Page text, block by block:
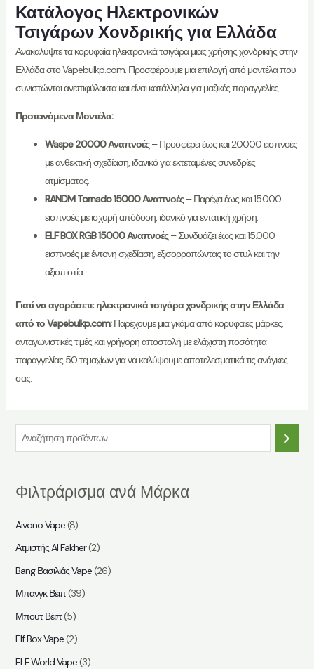
Κατάλογος Ηλεκτρονικών
Τσιγάρων Χονδρικής για Ελλάδα
Ανακαλύψτε τα κορυφαία ηλεκτρονικά τσιγάρα μιας χρήσης χονδρικής στην
Ελλάδα στο Vapebulkp.com. Προσφέρουμε μια επιλογή από μοντέλα που
συνιστώνται ανεπιφύλακτα και είναι κατάλληλα για μαζικές παραγγελίες.
Προτεινόμενα Μοντέλα:
Waspe 20000 Αναπνοές– Προσφέρει έως και 20.000 εισπνοές
με ανθεκτική σχεδίαση, ιδανικό για εκτεταμένες συνεδρίες
ατμίσματος.
RANDM Tornado 15000 Αναπνοές– Παρέχει έως και 15.000
εισπνοές με ισχυρή απόδοση, ιδανικό για εντατική χρήση.
ELF BOX RGB 15000 Αναπνοές– Συνδυάζει έως και 15.000
εισπνοές με έντονη σχεδίαση, εξισορροπώντας το στυλ και την
αξιοπιστία.
Γιατί να αγοράσετε ηλεκτρονικά τσιγάρα χονδρικής στην Ελλάδα
από το Vapebulkp.com;Παρέχουμε μια γκάμα από κορυφαίες μάρκες,
ανταγωνιστικές τιμές και γρήγορη αποστολή με ελάχιστη ποσότητα
παραγγελίας 50 τεμαχίων για να καλύψουμε αποτελεσματικά τις ανάγκες
σας.
ν
ζ
τ
η
σ
η
Φιλτράρισμα ανά Μάρκα
Aivono Vape(8)
Ατμιστής Al Fakher(2)
Bang Βασιλιάς Vape(26)
Μπανγκ Βέιπ(39)
Μπουτ Βέιπ(5)
Elf Box Vape(2)
ELF World Vape(3)